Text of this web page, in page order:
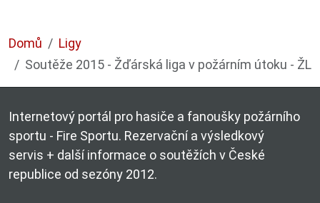
Domů
Ligy
Soutěže 2015 - Žďárská liga v požárním útoku - ŽL
Internetový portál pro hasiče a fanoušky požárního
sportu - Fire Sportu. Rezervační a výsledkový
servis + další informace o soutěžích v České
republice od sezóny 2012.